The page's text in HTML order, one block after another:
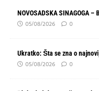
NOVOSADSKA SINAGOGA –
05/08/2026 0
Ukratko: Šta se zna o
05/08/2026 0